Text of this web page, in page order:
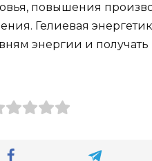
повышения
Гелиевая
энергии и получать